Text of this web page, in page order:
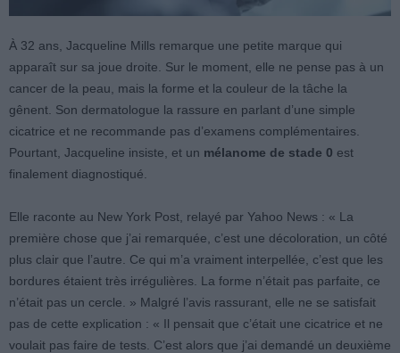
À 32 ans, Jacqueline Mills remarque une petite marque qui
apparaît sur sa joue droite. Sur le moment, elle ne pense pas à un
cancer de la peau, mais la forme et la couleur de la tâche la
gênent. Son dermatologue la rassure en parlant d’une simple
cicatrice et ne recommande pas d’examens complémentaires.
Pourtant, Jacqueline insiste, et un mélanome de stade 0 est
finalement diagnostiqué.
Elle raconte au New York Post, relayé par Yahoo News : « La
première chose que j’ai remarquée, c’est une décoloration, un côté
plus clair que l’autre. Ce qui m’a vraiment interpellée, c’est que les
bordures étaient très irrégulières. La forme n’était pas parfaite, ce
n’était pas un cercle. » Malgré l’avis rassurant, elle ne se satisfait
pas de cette explication : « Il pensait que c’était une cicatrice et ne
voulait pas faire de tests. C’est alors que j’ai demandé un deuxième